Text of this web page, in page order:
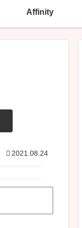
Affinity
2021.08.24